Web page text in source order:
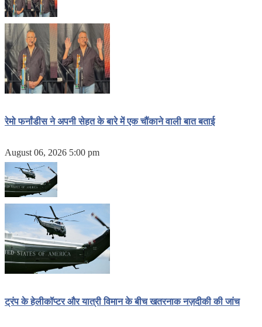
रेमो फर्नांडीस ने अपनी सेहत के बारे में एक चौंकाने वाली बात बताई
August 06, 2026 5:00 pm
ट्रंप के हेलीकॉप्टर और यात्री विमान के बीच खतरनाक नज़दीकी की जांच